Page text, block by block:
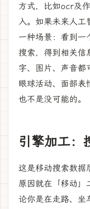
方式，比如ocr及
入。如果未来人
一种场景：看到一
搜索，得到相关信
字、图片、声音都
眼球活动、面部表
也不是没可能的。
引擎加工：
这是移动搜索数据
原因就在「移动」
论你是在走路、坐